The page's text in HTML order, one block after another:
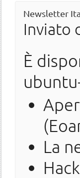
Newsletter
Inviato
È
La